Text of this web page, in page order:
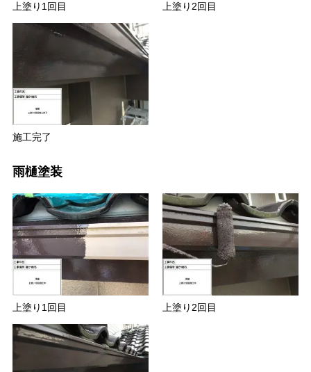
上塗り1回目 上塗り2回目
施工完了
雨樋塗装
上塗り1回目 上塗り2回目